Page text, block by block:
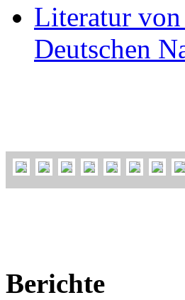
Literatur
Deutschen
Berichte